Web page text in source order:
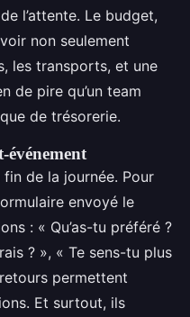
l’attente. Le budget,
non seulement
les transports, et une
de pire qu’un team
de trésorerie.
événement
fin de la journée. Pour
envoyé le
: « Qu’as-tu préféré ?
? », « Te sens-tu plus
permettent
Et surtout, ils